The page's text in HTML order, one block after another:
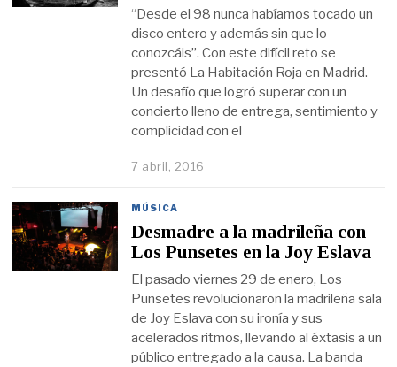
“Desde el 98 nunca habíamos tocado un
disco entero y además sin que lo
conozcáis”. Con este difícil reto se
presentó La Habitación Roja en Madrid.
Un desafío que logró superar con un
concierto lleno de entrega, sentimiento y
complicidad con el
7 abril, 2016
MÚSICA
Desmadre a la madrileña con
Los Punsetes en la Joy Eslava
El pasado viernes 29 de enero, Los
Punsetes revolucionaron la madrileña sala
de Joy Eslava con su ironía y sus
acelerados ritmos, llevando al éxtasis a un
público entregado a la causa. La banda